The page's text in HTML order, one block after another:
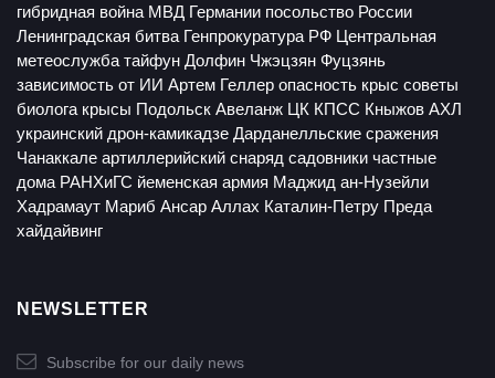
гибридная война МВД Германии посольство России
Ленинградская битва Генпрокуратура РФ Центральная
метеослужба тайфун Долфин Чжэцзян Фуцзянь
зависимость от ИИ Артем Геллер опасность крыс советы
биолога крысы Подольск Авеланж ЦК КПСС Кныжов АХЛ
украинский дрон-камикадзе Дарданелльские сражения
Чанаккале артиллерийский снаряд садовники частные
дома РАНХиГС йеменская армия Маджид ан-Нузейли
Хадрамаут Мариб Ансар Аллах Каталин-Петру Преда
хайдайвинг
NEWSLETTER
Subscribe for our daily news